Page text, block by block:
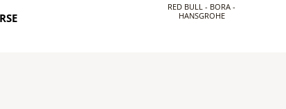
RED BULL - BORA -
HANSGROHE